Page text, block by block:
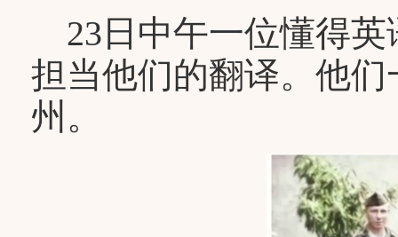
23日中午一位懂得英
担当他们的翻译。他
州。